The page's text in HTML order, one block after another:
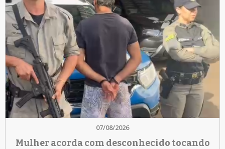
07/08/2026
Mulher acorda com desconhecido tocando